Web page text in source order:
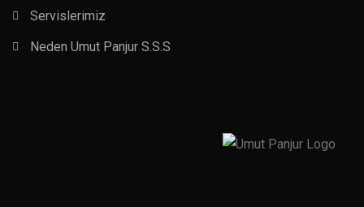
Servislerimiz
Neden Umut Panjur S.S.S